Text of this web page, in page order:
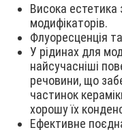
Висока естетика
модифікаторів.
Флуоресценція
У рідинах для
найсучасніші
речовини, що
частинок
хорошу їх
Ефективне